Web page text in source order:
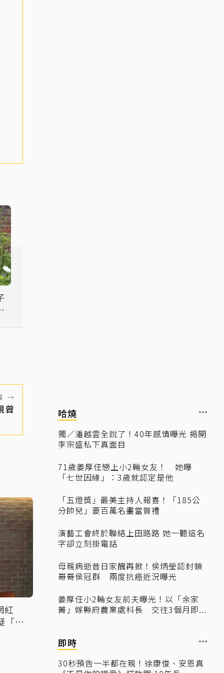
→
曾
紅
「早
哈燒
獨／潘越雲全說了！40年感情曝光 揭開
李宗盛私下真面目
71歲姜厚任戀上小2輪女友！ 她曝
「七世因緣」：3歲就認定是他
「五燈獎」最美主持人報喜！「185公
分帥兒」要百萬名畫當賀禮
演藝工會終於聯絡上田路路 她一聽這名
字卻立刻掛電話
母親病逝昔日家醜再掀！侯炳瑩認封鎖
哥哥侯冠群 兩度抗癌近況曝光
姜厚任小2輪女友前夫曝光！以「余家
菁」嫁縣府農業處科長 交往3個月即...
即時
30秒預告一半都在親！徐康俊、安恩真